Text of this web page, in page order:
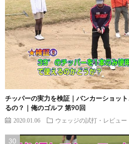
チッパーの実力を検証｜バンカーショッ
るの？｜俺のゴルフ 第90回
2020.01.06 ウェッジの試打・レビュー